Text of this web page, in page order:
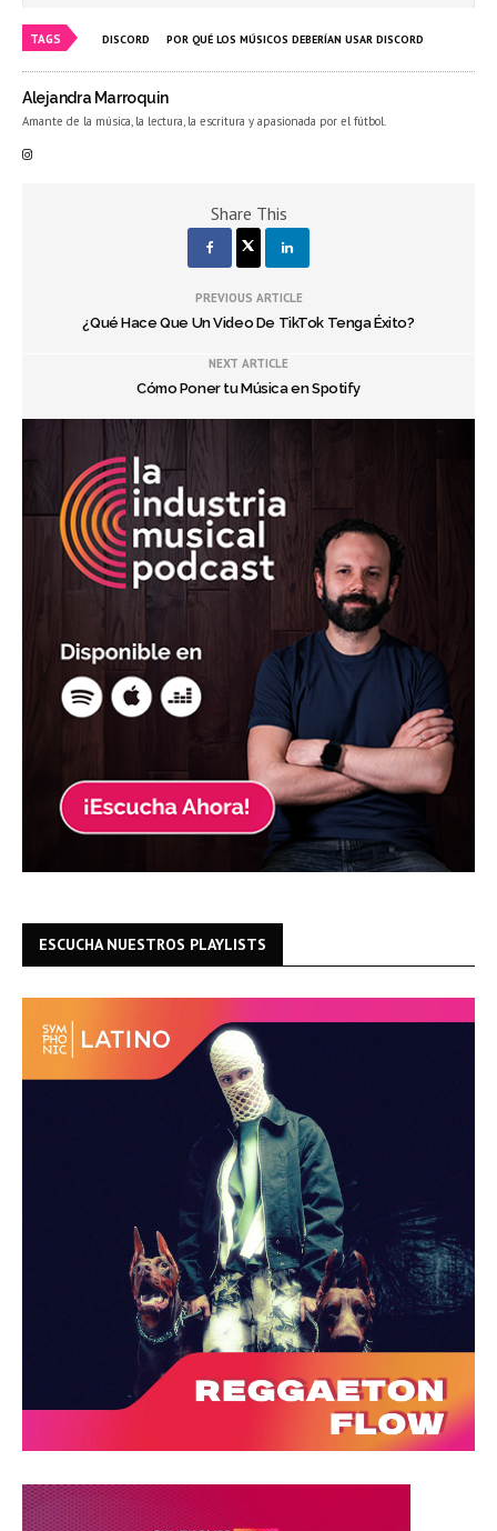
TAGS DISCORD POR QUÉ LOS MÚSICOS DEBERÍAN USAR DISCORD
Alejandra Marroquin
Amante de la música, la lectura, la escritura y apasionada por el fútbol.
Share This
PREVIOUS ARTICLE
¿Qué Hace Que Un Video De TikTok Tenga Éxito?
NEXT ARTICLE
Cómo Poner tu Música en Spotify
ESCUCHA NUESTROS PLAYLISTS